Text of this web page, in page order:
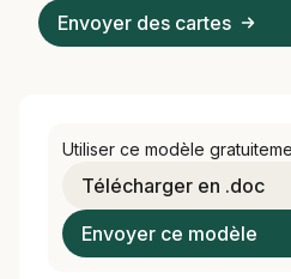
Envoyer des cartes
Utiliser ce modèle
Télécharger en .doc
Envoyer ce modèle